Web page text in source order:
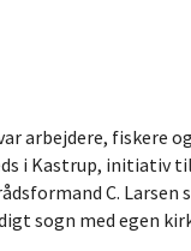
arbejdere,
i Kastrup, initiativ
C.
sogn med egen